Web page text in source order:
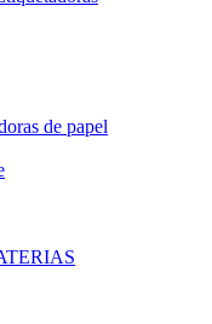
de papel